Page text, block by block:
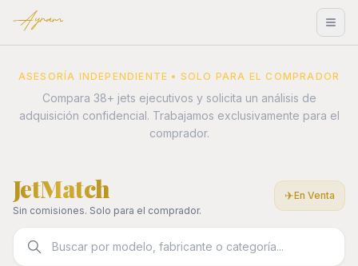
Ayram
ASESORÍA INDEPENDIENTE • SOLO PARA EL COMPRADOR
Compara 38+ jets ejecutivos y solicita un análisis de
adquisición confidencial. Trabajamos exclusivamente para el
comprador.
JetMatch
Sin comisiones. Solo para el comprador.
✈En Venta